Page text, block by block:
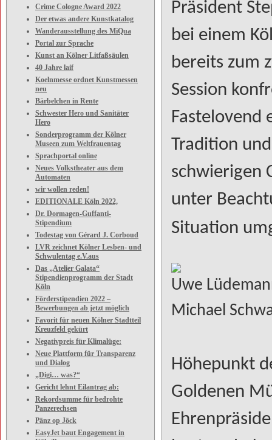
Crime Cologne Award 2022
Der etwas andere Kunstkatalog
Wanderausstellung des MiQua
Portal zur Sprache
Kunst an Kölner Litfaßsäulen
40 Jahre laif
Koelnmesse ordnet Kunstmessen
neu
Bärbelchen in Rente
Schwester Hero und Sanitäter
Hero
Sonderprogramm der Kölner
Museen zum Weltfrauentag
Sprachportal online
Neues Volkstheater aus dem
Automaten
wir wollen reden!
EDITIONALE Köln 2022,
Dr. Dormagen-Guffanti-
Stipendium
Todestag von Gérard J. Corboud
LVR zeichnet Kölner Lesben- und
Schwulentag e.V.aus
Das „Atelier Galata“
Stipendienprogramm der Stadt
Köln
Förderstipendien 2022 –
Bewerbungen ab jetzt möglich
Favorit für neuen Kölner Stadtteil
Kreuzfeld gekürt
Negativpreis für Klimalüge:
Neue Plattform für Transparenz
und Dialog
„Digi… was?“
Gericht lehnt Eilantrag ab:
Rekordsumme für bedrohte
Panzerechsen
Pänz op Jöck
EasyJet baut Engagement in
Präsident
bei einem
bereits zum
Session
Fastelovend
Tradition
schwierigen
unter
Situation
Uwe
Michael
Höhepunkt
Goldenen